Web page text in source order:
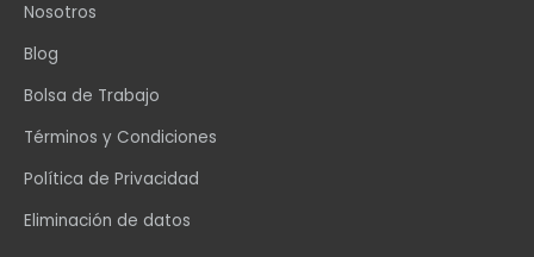
Nosotros
Blog
Bolsa de Trabajo
Términos y Condiciones
Política de Privacidad
Eliminación de datos